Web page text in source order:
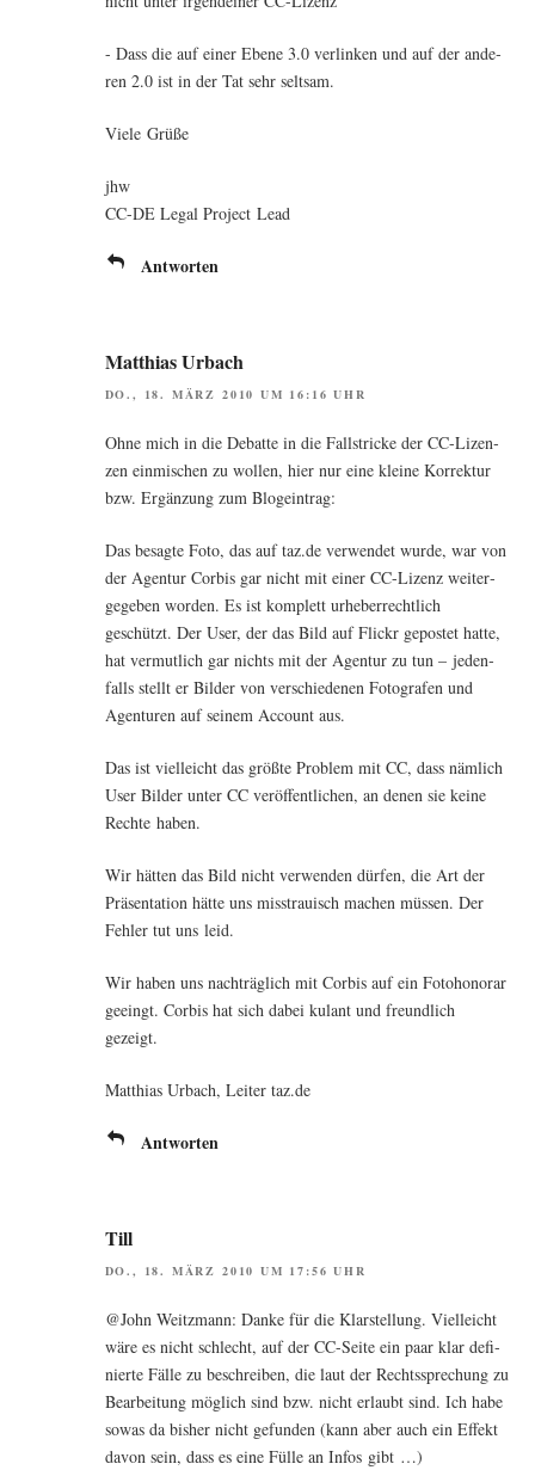
- Dass die auf einer Ebe­ne 3.0 ver­lin­ken und auf der ande­
ren 2.0 ist in der Tat sehr seltsam.
Vie­le Grüße
jhw
CC-DE Legal Pro­ject Lead
Antworten
Matthias Urbach
DO., 18. MÄRZ 2010 UM 16:16 UHR
Ohne mich in die Debat­te in die Fall­stri­cke der CC-Lizen­
zen ein­mi­schen zu wol­len, hier nur eine klei­ne Kor­rek­tur
bzw. Ergän­zung zum Blogeintrag:
Das besag­te Foto, das auf taz.de ver­wen­det wur­de, war von
der Agen­tur Cor­bis gar nicht mit einer CC-Lizenz wei­ter­
ge­ge­ben wor­den. Es ist kom­plett urhe­ber­recht­lich
geschützt. Der User, der das Bild auf Flickr gepos­tet hat­te,
hat ver­mut­lich gar nichts mit der Agen­tur zu tun – jeden­
falls stellt er Bil­der von ver­schie­de­nen Foto­gra­fen und
Agen­tu­ren auf sei­nem Account aus.
Das ist viel­leicht das größ­te Pro­blem mit CC, dass näm­lich
User Bil­der unter CC ver­öf­fent­li­chen, an denen sie kei­ne
Rech­te haben.
Wir hät­ten das Bild nicht ver­wen­den dür­fen, die Art der
Prä­sen­ta­ti­on hät­te uns miss­trau­isch machen müs­sen. Der
Feh­ler tut uns leid.
Wir haben uns nach­träg­lich mit Cor­bis auf ein Foto­ho­no­rar
gee­ingt. Cor­bis hat sich dabei kulant und freund­lich
gezeigt.
Mat­thi­as Urbach, Lei­ter taz.de
Antworten
Till
DO., 18. MÄRZ 2010 UM 17:56 UHR
@John Weit­zmann: Dan­ke für die Klar­stel­lung. Viel­leicht
wäre es nicht schlecht, auf der CC-Sei­te ein paar klar defi­
nier­te Fäl­le zu beschrei­ben, die laut der Rechts­spre­chung zu
Bear­bei­tung mög­lich sind bzw. nicht erlaubt sind. Ich habe
sowas da bis­her nicht gefun­den (kann aber auch ein Effekt
davon sein, dass es eine Fül­le an Infos gibt …)